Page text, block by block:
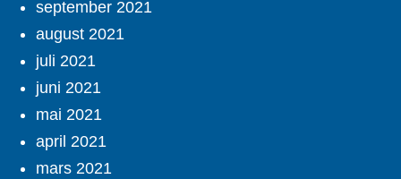
september 2021
august 2021
juli 2021
juni 2021
mai 2021
april 2021
mars 2021